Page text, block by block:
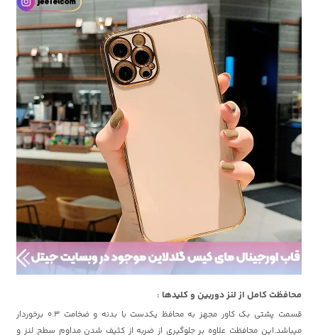
محافظت کامل از لنز دوربین و کلیدها :
قسمت پشتی بک کاور مجهز به محافظ یکدست با بدنه و ضخامت 0.3 برخوردار
میباشد.این محافظت علاوه بر جلوگیری از ضربه از کثیف شدن مداوم سطح لنز و